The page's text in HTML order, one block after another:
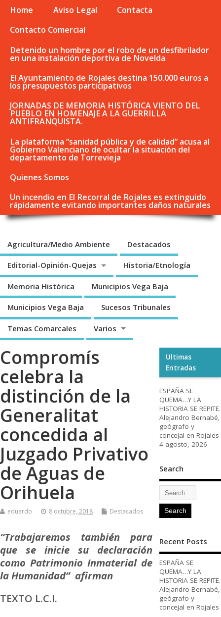
Home Aviso Legal
Contacta
Contacto Comercial
Detenido un hombre por el robo de un desfibrilador
en una instalación deportiva de Novelda
El Ayuntamiento de Rojales destina 150.000 euros a
los presupuestos participativos
JORNADAS DE MEMORIA HISTÓRICA VIENTO DEL
PUEBLO EN HOMENAJE A LA GUERRILLA
ANTIFRANQUISTA.
La plataforma “sanidad pública y de calidad” acusa al
Gobierno Valenciano de ocultar la situación del
departamento de Torrevieja
Quienes Somos
Un incendio en El Recorral de Rojales es extinguido
rápidamente evitando importantes daños naturales
Agricultura/Medio Ambiente Destacados
Editorial-Opinión-Quejas Historia/Etnología
Memoria Histórica Municipios Vega Baja
Municipios Vega Baja Sucesos Tribunales
Temas Comarcales Varios
Compromís
celebra la
distinción de la
Generalitat
concedida al
Juzgado Privativo
de Aguas de
Orihuela
eduardo 8 octubre, 2018 Destacados
“Trabajaremos también para
que se inicie su declaración
como Patrimonio Inmaterial de
la Humanidad” afirman
TEXTO L.C.I.
Ultimas
Entradas
ESPAÑA SE
QUEMA…Y LA
HISTORIA SE REPITE.
Alejandro Bernabé,
geógrafo y
concejal en Rojales
4 agosto, 2026
Search
Recent Posts
ESPAÑA SE
QUEMA…Y LA
HISTORIA SE REPITE.
Alejandro Bernabé,
geógrafo y
concejal en Rojales